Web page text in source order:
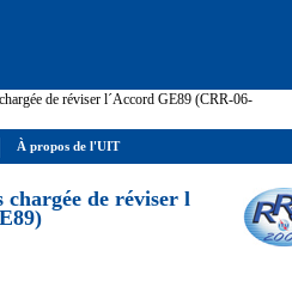
de réviser l´Accord GE89 (CRR-06-
de réviser l
À propos de l'UIT